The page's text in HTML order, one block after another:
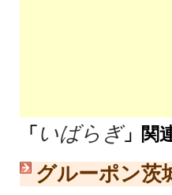
「 いばらぎ」関
グルーポン茨